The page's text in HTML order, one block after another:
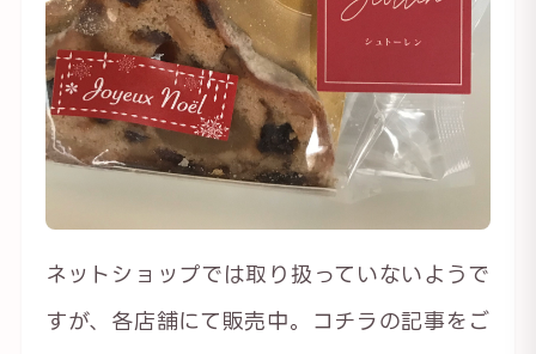
ネットショップでは取り扱っていないようで
すが、各店舗にて販売中。コチラの記事をご